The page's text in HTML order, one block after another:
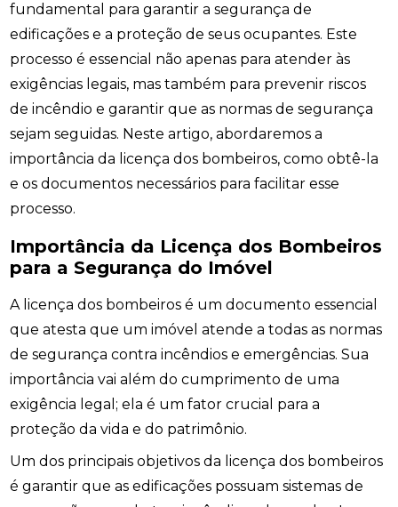
fundamental para garantir a segurança de
edificações e a proteção de seus ocupantes. Este
processo é essencial não apenas para atender às
exigências legais, mas também para prevenir riscos
de incêndio e garantir que as normas de segurança
sejam seguidas. Neste artigo, abordaremos a
importância da licença dos bombeiros, como obtê-la
e os documentos necessários para facilitar esse
processo.
Importância da Licença dos Bombeiros
para a Segurança do Imóvel
A licença dos bombeiros é um documento essencial
que atesta que um imóvel atende a todas as normas
de segurança contra incêndios e emergências. Sua
importância vai além do cumprimento de uma
exigência legal; ela é um fator crucial para a
proteção da vida e do patrimônio.
Um dos principais objetivos da licença dos bombeiros
é garantir que as edificações possuam sistemas de